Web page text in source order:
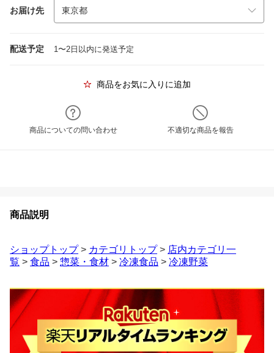
お届け先
配送予定 1〜2日以内に発送予定
商品をお気に入りに追加
商品についての問い合わせ 不適切な商品を報告
商品説明
ショップトップ> カテゴリトップ> 店内カテゴリ一
覧 > 食品 > 惣菜・食材 > 冷凍食品 > 冷凍野菜